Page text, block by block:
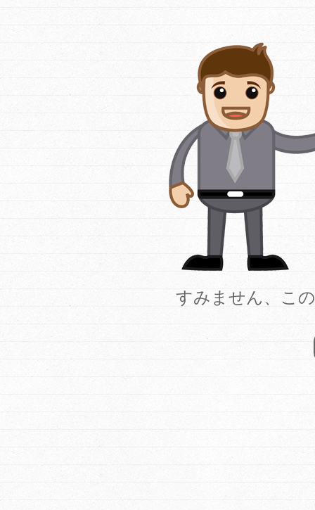
すみません、こ